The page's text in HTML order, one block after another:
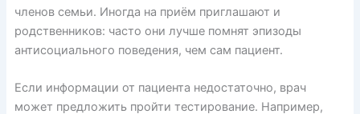
членов семьи. Иногда на приём приглашают и
родственников: часто они лучше помнят эпизоды
антисоциального поведения, чем сам пациент.
Если информации от пациента недостаточно, врач
может предложитьпройти тестирование. Например,